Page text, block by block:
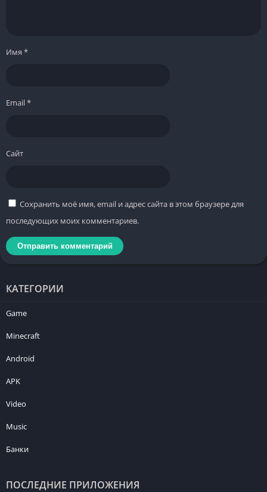
Имя *
Email*
Сайт
Сохранить моё имя, email и адрес сайта в этом браузере для
последующих моих комментариев.
КАТЕГОРИИ
Game
Minecraft
Android
APK
Video
Music
Банки
ПОСЛЕДНИЕ ПРИЛОЖЕНИЯ